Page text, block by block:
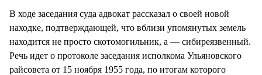
В ходе заседания суда адвокат рассказал о своей новой
находке, подтверждающей, что вблизи упомянутых земель
находится не просто скотомогильник, а — сибиреязвенный.
Речь идет о протоколе заседания исполкома Ульяновского
райсовета от 15 ноября 1955 года, по итогам которого